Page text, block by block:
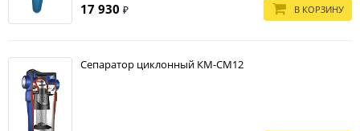
17 930 ₽ В КОРЗИНУ
Сепаратор циклонный КМ-СМ12